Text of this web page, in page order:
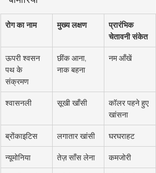
रोग का नाम मुख्य लक्षण
प्रारंभिक
चेतावनी संकेत
ऊपरी श्वसन
पथ के
संक्रमण
छींक आना,
नाक बहना
नम आँखें
श्वासनली सूखी खाँसी
कॉलर पहने हुए
खांसना
ब्रोंकाइटिस लगातार खांसी घरघराहट
न्यूमोनिया तेज़ साँस लेना कमजोरी